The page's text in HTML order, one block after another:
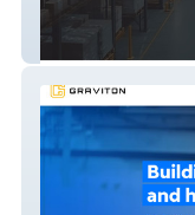
Integrity Telematics